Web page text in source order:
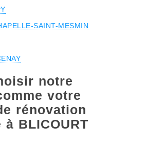
SAINT-MESMIN
notre
votre
rénovation
BLICOURT